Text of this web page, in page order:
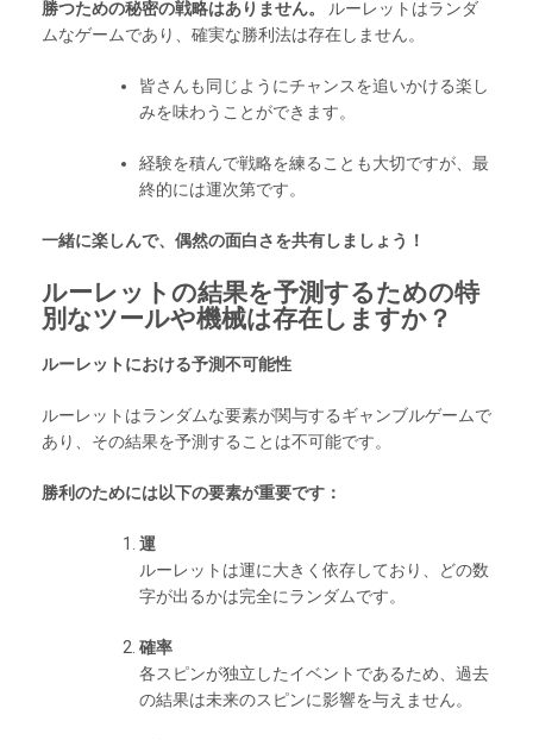
勝つための秘密の戦略はありません。
ルーレットはランダ
ムなゲームであり、確実な勝利法は存在しません。
皆さんも同じようにチャンスを追いかける楽し
みを味わうことができます。
経験を積んで戦略を練ることも大切ですが、最
終的には運次第です。
一緒に楽しんで、偶然の面白さを共有しましょう！
ルーレットの結果を予測するための特
別なツールや機械は存在しますか？
ルーレットにおける予測不可能性
ルーレットはランダムな要素が関与するギャンブルゲームで
あり、その結果を予測することは不可能です。
勝利のためには以下の要素が重要です：
運
ルーレットは運に大きく依存しており、どの数
字が出るかは完全にランダムです。
確率
各スピンが独立したイベントであるため、過去
の結果は未来のスピンに影響を与えません。